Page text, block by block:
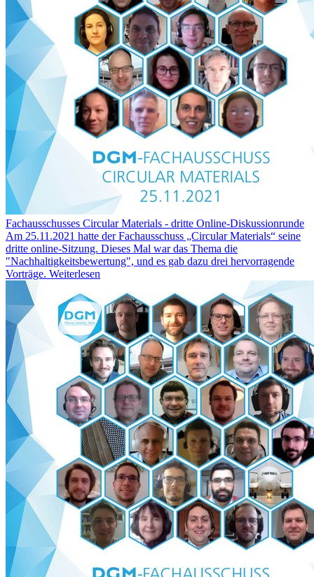
Fachausschusses Circular Materials - dritte Online-Diskussionrunde
Am 25.11.2021 hatte der Fachausschuss „Circular Materials“ seine
dritte online-Sitzung. Dieses Mal war das Thema die
"Nachhaltigkeitsbewertung", und es gab dazu drei hervorragende
Vorträge. Weiterlesen